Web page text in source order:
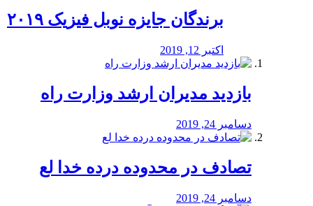
برندگان جایزه نوبل فیزیک ۲۰۱۹
اکتبر 12, 2019
بازدید مدیران ارشد وزارت راه
دسامبر 24, 2019
تصادف در محدوده درده خدا لع
دسامبر 24, 2019